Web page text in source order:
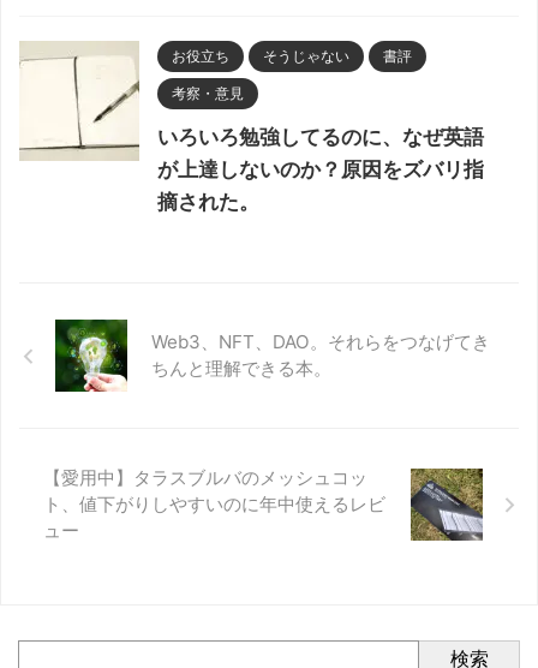
お役立ち そうじゃない 書評
考察・意見
いろいろ勉強してるのに、なぜ英語
が上達しないのか？原因をズバリ指
摘された。
Web3、NFT、DAO。それらをつなげてき
ちんと理解できる本。
【愛用中】タラスブルバのメッシュコッ
ト、値下がりしやすいのに年中使えるレビ
ュー
検索